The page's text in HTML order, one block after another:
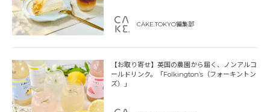
CAKE.TOKYO編集部
【お取り寄せ】英国の農園から届く、ノンアルコ
ールドリンク。「Folkington’s（フォーキントン
ズ）」